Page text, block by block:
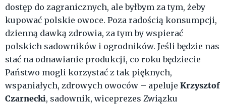
dostęp do zagranicznych, ale byłbym za tym, żeby
kupować polskie owoce. Poza radością konsumpcji,
dzienną dawką zdrowia, za tym by wspierać
polskich sadowników i ogrodników. Jeśli będzie nas
stać na odnawianie produkcji, co roku będziecie
Państwo mogli korzystać z tak pięknych,
wspaniałych, zdrowych owoców – apeluje Krzysztof
Czarnecki, sadownik, wiceprezes Związku